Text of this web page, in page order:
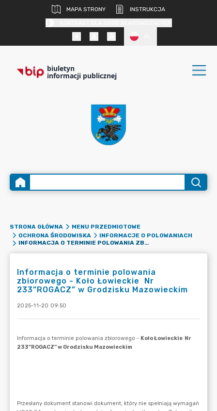
MAPA STRONY
INSTRUKCJA
biuletyn
informacji publicznej
STRONA GŁÓWNA
MENU PRZEDMIOTOWE
OCHRONA ŚRODOWISKA
INFORMACJE O POLOWANIACH
INFORMACJA O TERMINIE POLOWANIA ZBIOROWEGO - KOŁO ŁOWIECKIE NR 233”ROGACZ” W GRODZISKU MAZOWIECKIM
Informacja o terminie polowania
zbiorowego - Koło Łowieckie Nr
233”ROGACZ” w Grodzisku Mazowieckim
2025-11-20 09:50